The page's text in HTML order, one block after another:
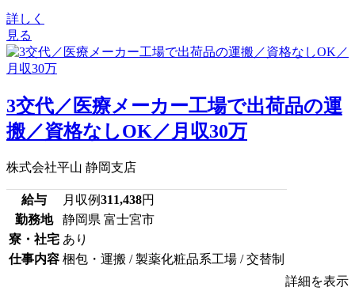
詳しく
見る
3交代／医療メーカー工場で出荷品の運
搬／資格なしOK／月収30万
株式会社平山 静岡支店
給与 月収例311,438円
勤務地
静岡県 富士宮市
寮・社宅 あり
仕事内容 梱包・運搬 / 製薬化粧品系工場 / 交替制
詳細を表示